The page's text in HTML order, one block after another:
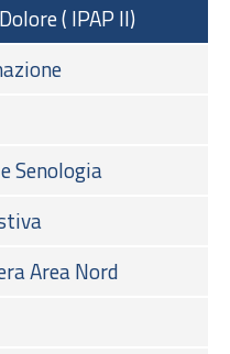
( IPAP II)
Senologia
Area Nord